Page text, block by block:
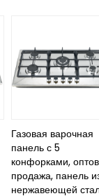
Газовая варочная
панель с 5
конфорками,
продажа, панель
нержавеющей